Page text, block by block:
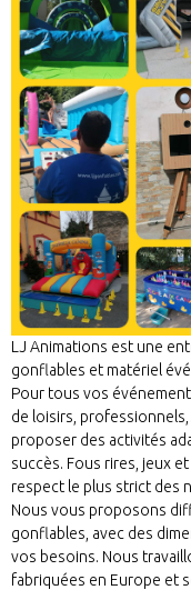
LJ Animations est une
gonflables et matériel
Pour tous vos
de loisirs,
proposer des activités
succès. Fous rires, jeux
respect le plus strict des
Nous vous proposons
gonflables, avec des
vos besoins. Nous
fabriquées en Europe et